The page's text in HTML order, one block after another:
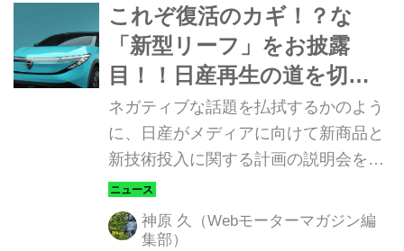
これぞ復活のカギ！？な
「新型リーフ」をお披露
目！！日産再生の道を切り
開く新ラインナップ投入計
画は大胆不敵、極まりなし
ネガティブな話題を払拭するかのよう
に、日産がメディアに向けて新商品と
新技術投入に関する計画の説明会を開
催した。そこでお披露目されたのは、
新たな経営体制のもとで進むターンア
ラウンド（事業再生）を支えるさまざ
神原 久（Webモーターマガジン編
集部）